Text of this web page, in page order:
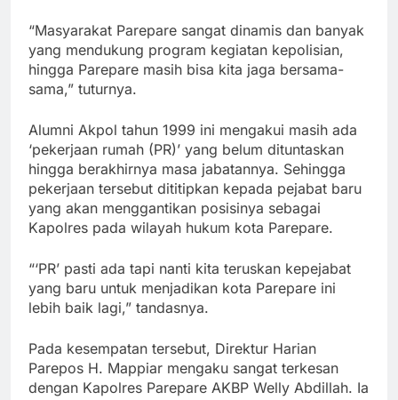
“Masyarakat Parepare sangat dinamis dan banyak
yang mendukung program kegiatan kepolisian,
hingga Parepare masih bisa kita jaga bersama-
sama,” tuturnya.
Alumni Akpol tahun 1999 ini mengakui masih ada
‘pekerjaan rumah (PR)’ yang belum dituntaskan
hingga berakhirnya masa jabatannya. Sehingga
pekerjaan tersebut dititipkan kepada pejabat baru
yang akan menggantikan posisinya sebagai
Kapolres pada wilayah hukum kota Parepare.
“‘PR’ pasti ada tapi nanti kita teruskan kepejabat
yang baru untuk menjadikan kota Parepare ini
lebih baik lagi,” tandasnya.
Pada kesempatan tersebut, Direktur Harian
Parepos H. Mappiar mengaku sangat terkesan
dengan Kapolres Parepare AKBP Welly Abdillah. Ia